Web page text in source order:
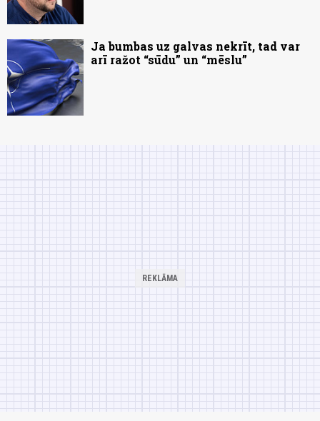
Ja bumbas uz galvas nekrīt, tad var
arī ražot “sūdu” un “mēslu”